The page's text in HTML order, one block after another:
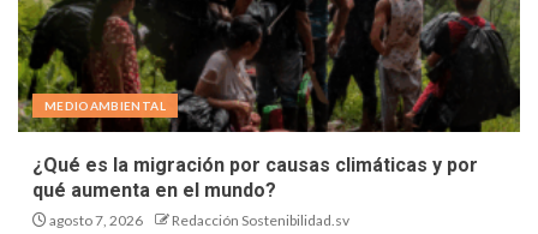
MEDIOAMBIENTAL
¿Qué es la migración por causas climáticas y por
qué aumenta en el mundo?
agosto 7, 2026 Redacción Sostenibilidad.sv